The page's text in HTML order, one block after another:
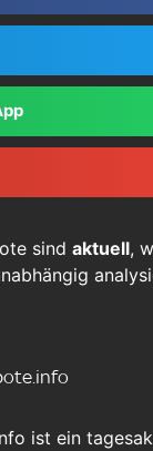
sind aktuell,
ist ein